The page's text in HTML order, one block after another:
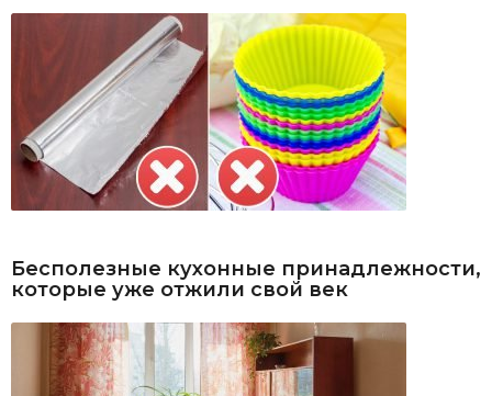
Бесполезные кухонные принадлежности,
которые уже отжили свой век